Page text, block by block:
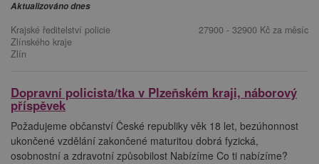
Aktualizováno dnes
Krajské ředitelství policie
Zlínského kraje
Zlín
27900 - 32900 Kč za měsíc
Dopravní policista/tka v Plzeňském kraji, náborový
příspěvek
Požadujeme občanství České republiky věk 18 let, bezúhonnost
ukončené vzdělání zakončené maturitou dobrá fyzická,
osobnostní a zdravotní způsobilost Nabízíme Co ti nabízíme?